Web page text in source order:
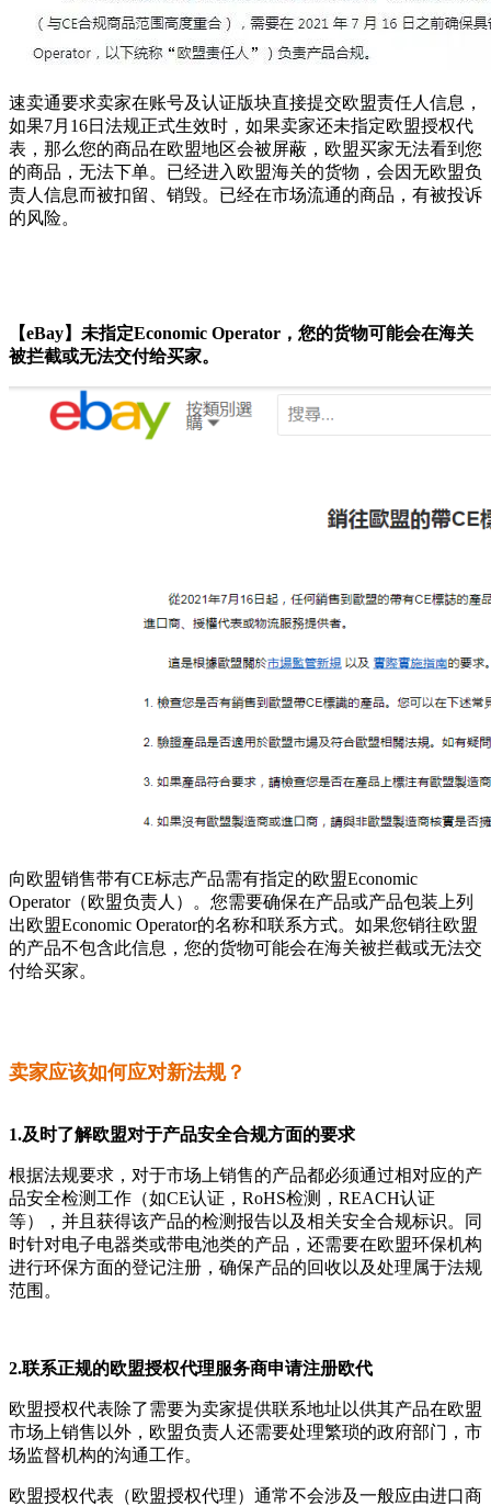
速卖通要求卖家在账号及认证版块直接提交欧盟责任人信息，
如果7月16日法规正式生效时，如果卖家还未指定欧盟授权代
表，那么您的商品在欧盟地区会被屏蔽，欧盟买家无法看到您
的商品，无法下单。已经进入欧盟海关的货物，会因无欧盟负
责人信息而被扣留、销毁。已经在市场流通的商品，有被投诉
的风险。
【eBay】未指定Economic Operator，您的货物可能会在海关
被拦截或无法交付给买家。
向欧盟销售带有CE标志产品需有指定的欧盟Economic
Operator（欧盟负责人）。您需要确保在产品或产品包装上列
出欧盟Economic Operator的名称和联系方式。如果您销往欧盟
的产品不包含此信息，您的货物可能会在海关被拦截或无法交
付给买家。
卖家应该如何应对新法规？
1.及时了解欧盟对于产品安全合规方面的要求
根据法规要求，对于市场上销售的产品都必须通过相对应的产
品安全检测工作（如CE认证，RoHS检测，REACH认证
等），并且获得该产品的检测报告以及相关安全合规标识。同
时针对电子电器类或带电池类的产品，还需要在欧盟环保机构
进行环保方面的登记注册，确保产品的回收以及处理属于法规
范围。
2.联系正规的欧盟授权代理服务商申请注册欧代
欧盟授权代表除了需要为卖家提供联系地址以供其产品在欧盟
市场上销售以外，欧盟负责人还需要处理繁琐的政府部门，市
场监督机构的沟通工作。
欧盟授权代表（欧盟授权代理）通常不会涉及一般应由进口商